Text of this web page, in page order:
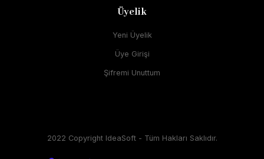
Üyelik
Yeni Üyelik
Üye Girişi
Şifremi Unuttum
2022 Copyright IdeaSoft - Tüm Hakları Saklıdır.